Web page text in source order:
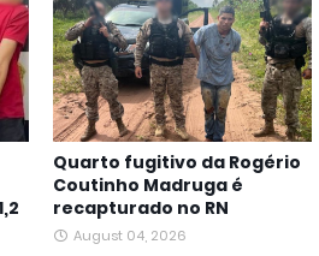
Quarto fugitivo da Rogério
Coutinho Madruga é
recapturado no RN
August 04, 2026